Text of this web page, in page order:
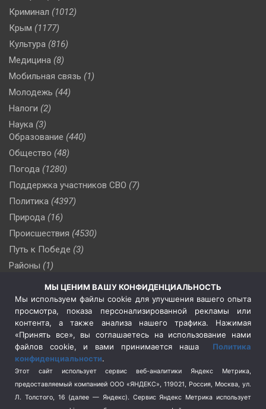
Криминал (1012)
Крым (1177)
Культура (816)
Медицина (8)
Мобильная связь (1)
Молодежь (44)
Налоги (2)
Наука (3)
Образование (440)
Общество (48)
Погода (1280)
Поддержка участников СВО (7)
Политика (4397)
Природа (16)
Происшествия (4530)
Путь к Победе (3)
Районы (1)
(510)
Сельское хозяйство (3)
Социальная политика
(3)
Спецоперация в Украине
Спецоперация на Украине
(404)
Спорт (740)
Терроризм (1)
МЫ ЦЕНИМ ВАШУ КОНФИДЕНЦИАЛЬНОСТЬ
Мы используем файлы cookie для улучшения вашего опыта
просмотра, показа персонализированной рекламы или
контента, а также анализа нашего трафика. Нажимая
«Принять все», вы соглашаетесь на использование нами
файлов cookie, и вами принимается наша Политика
конфиденциальности.
Этот сайт использует сервис веб-аналитики Яндекс Метрика,
предоставляемый компанией ООО «ЯНДЕКС», 119021, Россия, Москва, ул.
Л. Толстого, 16 (далее — Яндекс). Сервис Яндекс Метрика использует